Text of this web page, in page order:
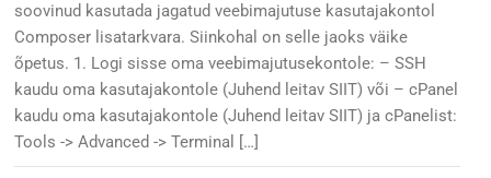
soovinud kasutada jagatud veebimajutuse kasutajakontol
Composer lisatarkvara. Siinkohal on selle jaoks väike
õpetus. 1. Logi sisse oma veebimajutusekontole: – SSH
kaudu oma kasutajakontole (Juhend leitav SIIT) või – cPanel
kaudu oma kasutajakontole (Juhend leitav SIIT) ja cPanelist:
Tools -> Advanced -> Terminal […]